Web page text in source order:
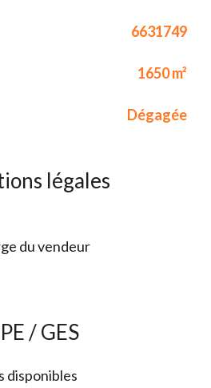
6631749
1650 m²
Dégagée
légales
du vendeur
/ GES
disponibles